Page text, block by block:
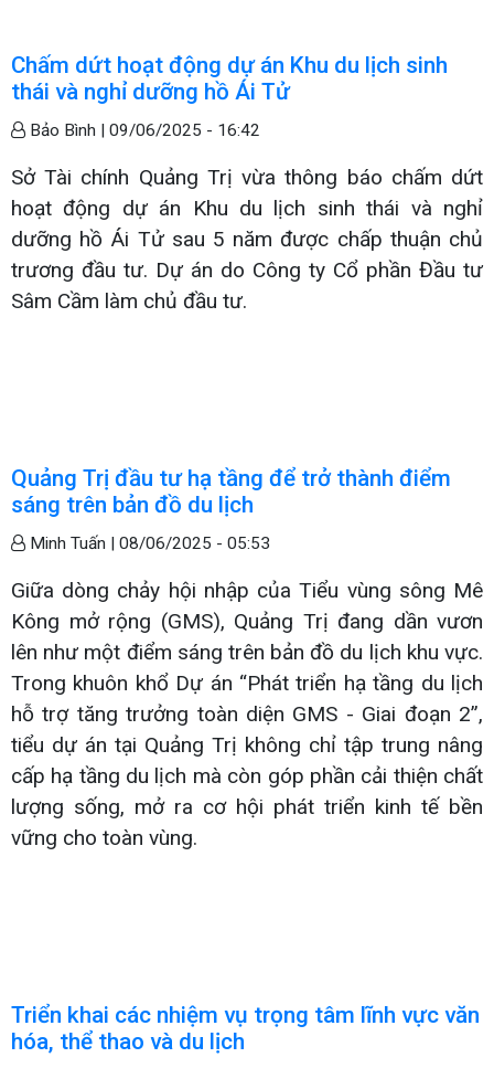
Chấm dứt hoạt động dự án Khu du lịch sinh
thái và nghỉ dưỡng hồ Ái Tử
Bảo Bình | 09/06/2025 - 16:42
Sở Tài chính Quảng Trị vừa thông báo chấm dứt
hoạt động dự án Khu du lịch sinh thái và nghỉ
dưỡng hồ Ái Tử sau 5 năm được chấp thuận chủ
trương đầu tư. Dự án do Công ty Cổ phần Đầu tư
Sâm Cầm làm chủ đầu tư.
Quảng Trị đầu tư hạ tầng để trở thành điểm
sáng trên bản đồ du lịch
Minh Tuấn | 08/06/2025 - 05:53
Giữa dòng chảy hội nhập của Tiểu vùng sông Mê
Kông mở rộng (GMS), Quảng Trị đang dần vươn
lên như một điểm sáng trên bản đồ du lịch khu vực.
Trong khuôn khổ Dự án “Phát triển hạ tầng du lịch
hỗ trợ tăng trưởng toàn diện GMS - Giai đoạn 2”,
tiểu dự án tại Quảng Trị không chỉ tập trung nâng
cấp hạ tầng du lịch mà còn góp phần cải thiện chất
lượng sống, mở ra cơ hội phát triển kinh tế bền
vững cho toàn vùng.
Triển khai các nhiệm vụ trọng tâm lĩnh vực văn
hóa, thể thao và du lịch